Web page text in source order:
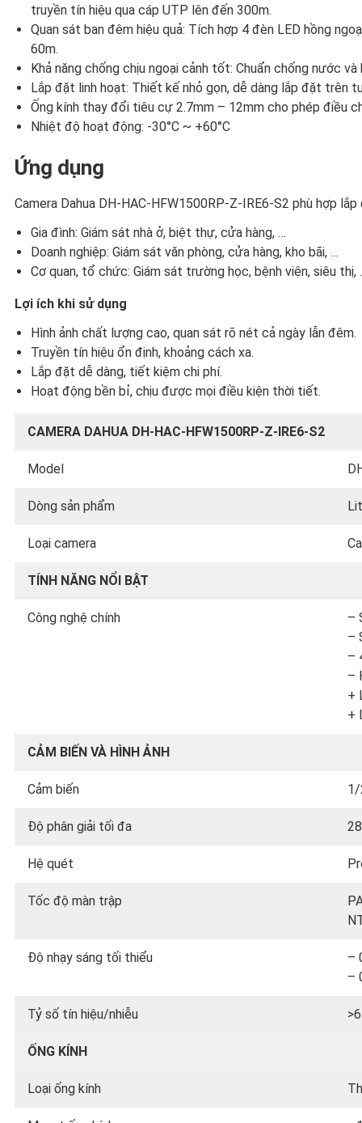
truyền tín hiệu qua cáp UTP lên đến 300m.
Quan sát ban đêm hiệu quả: Tích hợp 4 đèn LED hồng
60m.
Khả năng chống chịu ngoại cảnh tốt: Chuẩn chống nước
Lắp đặt linh hoạt: Thiết kế nhỏ gọn, dễ dàng lắp đặt trên
Ống kính thay đổi tiêu cự 2.7mm – 12mm cho phép điều
Nhiệt độ hoạt động: -30°C ~ +60°C
Ứng dụng
Camera Dahua DH-HAC-HFW1500RP-Z-IRE6-S2 phù hợp
Gia đình: Giám sát nhà ở, biệt thự, cửa hàng, …
Doanh nghiệp: Giám sát văn phòng, cửa hàng, kho bãi, …
Cơ quan, tổ chức: Giám sát trường học, bệnh viện, siêu thị,
Lợi ích khi sử dụng
Hình ảnh chất lượng cao, quan sát rõ nét cả ngày lẫn đêm.
Truyền tín hiệu ổn định, khoảng cách xa.
Lắp đặt dễ dàng, tiết kiệm chi phí.
Hoạt động bền bỉ, chịu được mọi điều kiện thời tiết.
CAMERA DAHUA DH-HAC-HFW1500RP-Z-IRE6-S2
Model
Dòng sản phẩm
Loại camera
TÍNH NĂNG NỔI BẬT
Công nghệ chính
–
–
–
–
+
+
CẢM BIẾN VÀ HÌNH ẢNH
Cảm biến 1/
Độ phân giải tối đa
Hệ quét
Tốc độ màn trập
Độ nhạy sáng tối thiểu
–
–
Tỷ số tín hiệu/nhiễu
ỐNG KÍNH
Loại ống kính